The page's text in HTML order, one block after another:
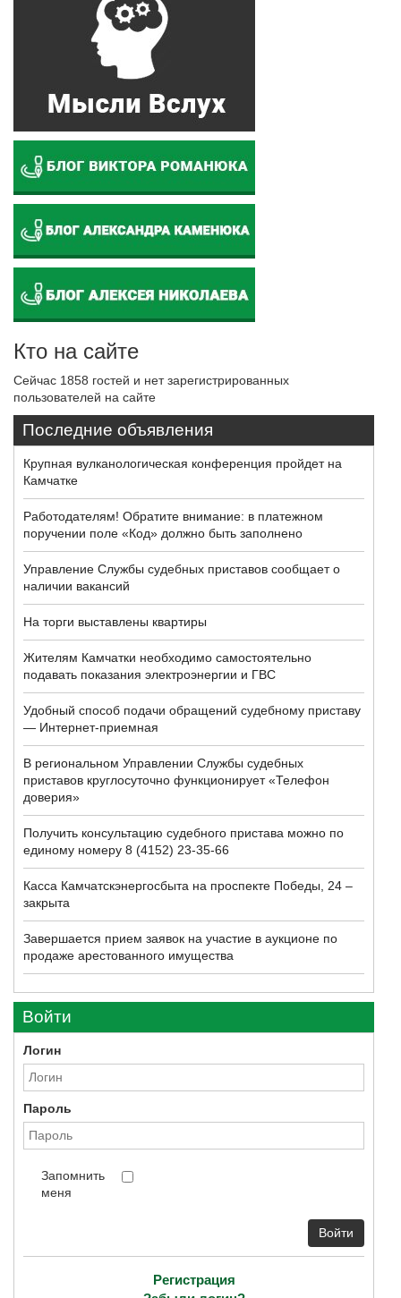
Кто на сайте
Сейчас 1858 гостей и нет зарегистрированных
пользователей на сайте
Последние объявления
Крупная вулканологическая конференция пройдет на
Камчатке
Работодателям! Обратите внимание: в платежном
поручении поле «Код» должно быть заполнено
Управление Службы судебных приставов сообщает о
наличии вакансий
На торги выставлены квартиры
Жителям Камчатки необходимо самостоятельно
подавать показания электроэнергии и ГВС
Удобный способ подачи обращений судебному приставу
— Интернет-приемная
В региональном Управлении Службы судебных
приставов круглосуточно функционирует «Телефон
доверия»
Получить консультацию судебного пристава можно по
единому номеру 8 (4152) 23-35-66
Касса Камчатскэнергосбыта на проспекте Победы, 24 –
закрыта
Завершается прием заявок на участие в аукционе по
продаже арестованного имущества
Войти
Логин
Пароль
Запомнить
меня
Войти
Регистрация